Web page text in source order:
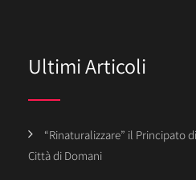
Ultimi Articoli
“Rinaturalizzare” il Principato
Città di Domani